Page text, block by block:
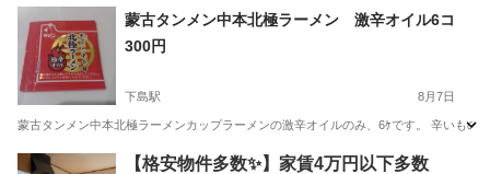
長野 佐久市 佐久平駅 フィギュア ドラゴンボール
蒙古タンメン中本北極ラーメン 激辛オイル6コ
300円
下島駅 8月7日
蒙古タンメン中本北極ラーメンカップラーメンの激辛オイルのみ、6ｹです。 辛いも
長野 伊那市 下島駅 カードゲーム
【格安物件多数✨】家賃4万円以下多数